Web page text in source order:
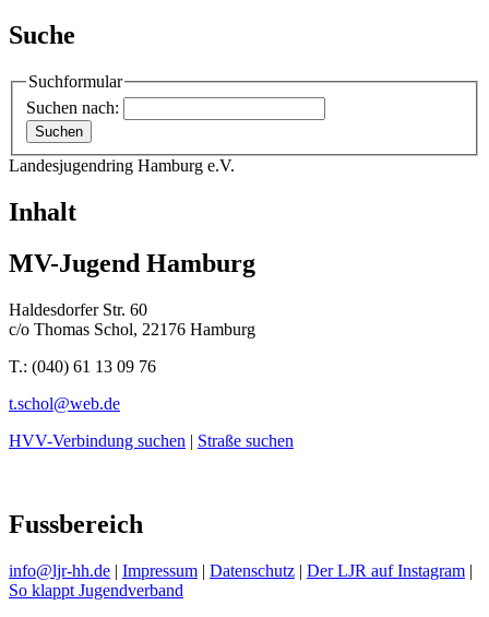
Suche
Suchformular
Suchen nach:
Landesjugendring Hamburg e.V.
Inhalt
MV-Jugend Hamburg
Haldesdorfer Str. 60
c/o Thomas Schol, 22176 Hamburg
T.: (040) 61 13 09 76
t.schol@web.de
HVV-Verbindung suchen | Straße suchen
Fussbereich
info@ljr-hh.de | Impressum | Datenschutz | Der LJR auf Instagram |
So klappt Jugendverband